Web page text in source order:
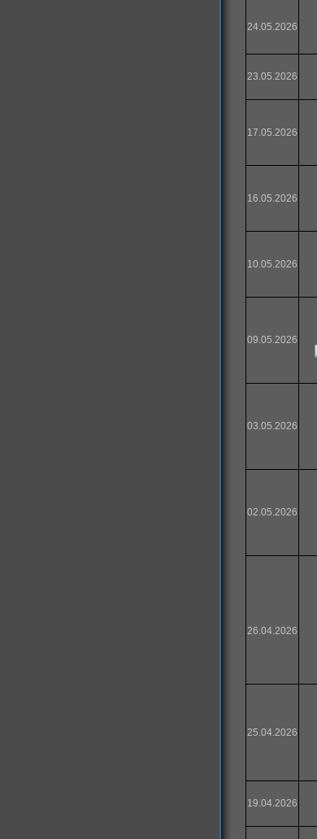
24.05.2026
23.05.2026
17.05.2026
16.05.2026
10.05.2026
09.05.2026
03.05.2026
02.05.2026
26.04.2026
25.04.2026
19.04.2026